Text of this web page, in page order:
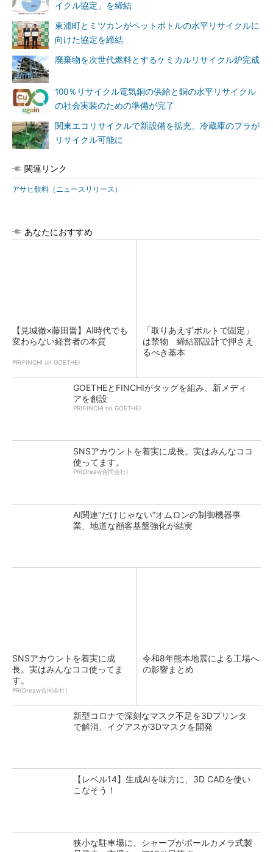
イクル協定」を締結
東浦町とミツカンがペットボトルの水平リサイクルに
向けた協定を締結
廃棄物を次世代燃料とするケミカルリサイクル炉完成
100％リサイクル電気銅の供給と銅の水平リサイクル
の社会実装のための準備が完了
関東エコリサイクルで新設備を拡充、冷蔵庫のプラが
リサイクル可能に
関連リンク
アサヒ飲料（ニュースリリース）
あなたにおすすめ
【見城徹×藤田晋】AI時代でも
変わらない経営者の本質
PR(FINCHI on GOETHE)
「取りあえずボルトで固定」
は禁物 締結部設計で押さえ
るべき基本
GOETHEとFINCHIがタッグを組み、新メディ
アを創設
PR(FINCHI on GOETHE)
SNSアカウントを着実に成長。実はみんなココ
使ってます。
PR(Dreaw合同会社)
AI関連“だけじゃない”オムロンの制御機器事
業、地道な顧客基盤強化が結実
SNSアカウントを着実に成
長。実はみんなココ使ってま
す。
PR(Dreaw合同会社)
令和8年熊本地震による工場へ
の影響まとめ
新型コロナで深刻なマスク不足を3Dプリンタ
で解消、イグアスが3Dマスクを開発
【レベル14】生成AIを味方に、3D CADを使い
こなそう！
狭小な駐車場に、シャープがポールカメラ式製